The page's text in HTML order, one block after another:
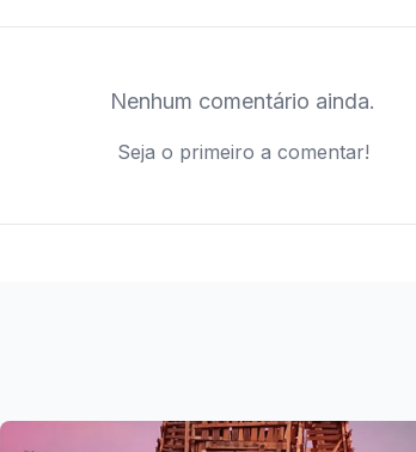
Nenhum comentário ainda.
Seja o primeiro a comentar!